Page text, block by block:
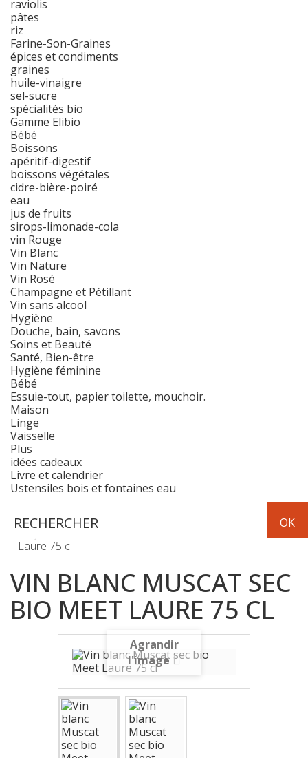
raviolis
pâtes
riz
Farine-Son-Graines
épices et condiments
graines
huile-vinaigre
sel-sucre
spécialités bio
Gamme Elibio
Bébé
Boissons
apéritif-digestif
boissons végétales
cidre-bière-poiré
eau
jus de fruits
sirops-limonade-cola
vin Rouge
Vin Blanc
Vin Nature
Vin Rosé
Champagne et Pétillant
Vin sans alcool
Hygiène
Douche, bain, savons
Soins et Beauté
Santé, Bien-être
Hygiène féminine
Bébé
Essuie-tout, papier toilette, mouchoir.
Maison
Linge
Vaisselle
Plus
idées cadeaux
Livre et calendrier
Ustensiles bois et fontaines eau
Boissons
Laure 75 cl
VIN BLANC MUSCAT SEC
BIO MEET LAURE 75 CL
Agrandir
l'image